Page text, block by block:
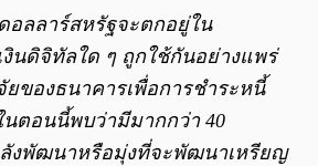
ดอลลาร์สหรัฐจะตกอยู่ใน
นดิจิทัลใด ๆ ถูกใช้กันอย่างแพร่
ยของธนาคารเพื่อการชำระหนี้
นตอนนี้พบว่ามีมากกว่า 40
ลังพัฒนาหรือมุ่งที่จะพัฒนาเหรียญ